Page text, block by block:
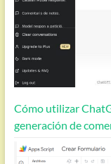
Cómo utilizar
generación de